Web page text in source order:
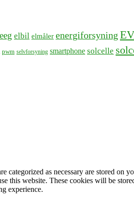
eeg elbil elmåler energiforsyning
pwm selvforsyning smartphone solcelle
as necessary are stored on
this website. These cookies will be
experience.